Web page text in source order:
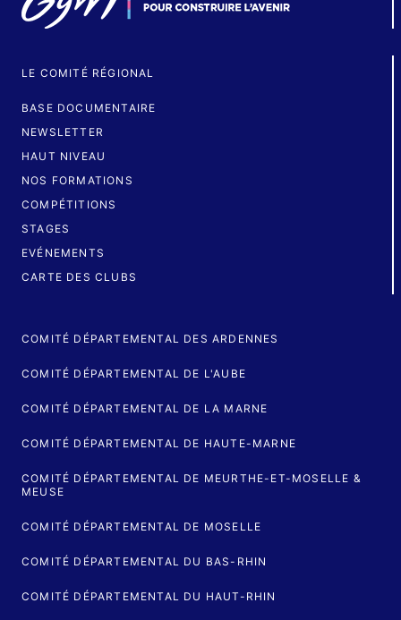
LE COMITÉ RÉGIONAL
BASE DOCUMENTAIRE
NEWSLETTER
HAUT NIVEAU
NOS FORMATIONS
COMPÉTITIONS
STAGES
EVÉNEMENTS
CARTE DES CLUBS
COMITÉ DÉPARTEMENTAL DES ARDENNES
COMITÉ DÉPARTEMENTAL DE L'AUBE
COMITÉ DÉPARTEMENTAL DE LA MARNE
COMITÉ DÉPARTEMENTAL DE HAUTE-MARNE
COMITÉ DÉPARTEMENTAL DE MEURTHE-ET-MOSELLE &
MEUSE
COMITÉ DÉPARTEMENTAL DE MOSELLE
COMITÉ DÉPARTEMENTAL DU BAS-RHIN
COMITÉ DÉPARTEMENTAL DU HAUT-RHIN